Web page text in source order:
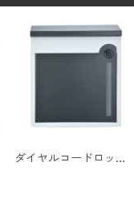
ダイヤルコードロックと粉体塗装仕上げを備えたモダンな亜鉛メッキ鋼製壁掛けメールボックス